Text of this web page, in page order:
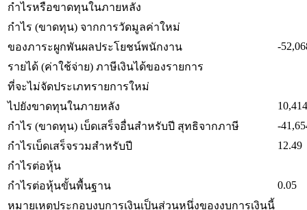
กำไรหรือขาดทุนในภายหลัง
กำไร (ขาดทุน) จากการวัดมูลค่าใหม่
ของภาระผูกพันผลประโยชน์พนักงาน
-
รายได้ (ค่าใช้จ่าย) ภาษีเงินได้ของรายการ
ที่จะไม่จัดประเภทรายการใหม่
ไปยังขาดทุนในภายหลัง
กำไร (ขาดทุน) เบ็ดเสร็จอื่นสำหรับปี สุทธิจากภาษี
-
กำไรเบ็ดเสร็จรวมสำหรับปี
12.49
กำไรต่อหุ้น
กำไรต่อหุ้นขั้นพื้นฐาน
0.05
หมายเหตุประกอบงบการเงินเป็นส่วนหนึ่งของงบการเงินนี้